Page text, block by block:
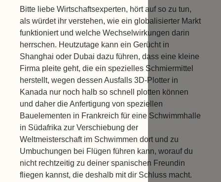
Bitte liebe Wirtschaftsexperten, hört auf so zu tun,
als würdet ihr verstehen, wie ein globalisierter Markt
funktioniert und welche Wechselwirkungen darin
herrschen. Heutzutage kann ein Gerücht in
Shanghai oder Dubai dazu führen, dass eine kleine
Firma pleite geht, die ein spezielles Schmiermittel
herstellt, wegen dessen Ausfalls 3D-Plotter in
Kanada nur noch halb so schnell plotten können
und daher die Anfertigung von speziellen
Bauelementen in Frankreich für eine Schwimmhalle
in Südafrika zur Verschiebung der
Weltmeisterschaft im Schwimmen dort und zu
Umbuchungen bei Flügen führen kann, worauf du
nicht rechtzeitig zu deiner spanischen Freundin
fliegen kannst, die deshalb mit dir Schluss macht.